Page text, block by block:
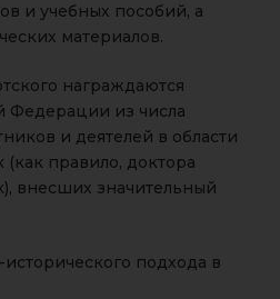
и учебных пособий, а
материалов.
награждаются
Федерации из числа
и деятелей в области
(как правило, доктора
внесших значительный
подхода в